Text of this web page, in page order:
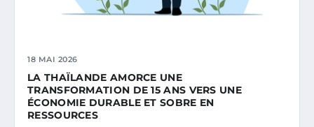
18 MAI 2026
LA THAÏLANDE AMORCE UNE
TRANSFORMATION DE 15 ANS VERS UNE
ÉCONOMIE DURABLE ET SOBRE EN
RESSOURCES